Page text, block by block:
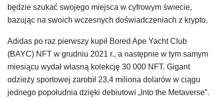
będzie szukać swojego miejsca w cyfrowym świecie,
bazując na swoich wczesnych doświadczeniach z krypto.
Adidas po raz pierwszy kupił Bored Ape Yacht Club
(BAYC) NFT w grudniu 2021 r., a następnie w tym samym
miesiącu wydał własną kolekcję 30 000 NFT. Gigant
odzieży sportowej zarobił 23,4 miliona dolarów w ciągu
jednego popołudnia dzięki debiutowi „Into the Metaverse”.